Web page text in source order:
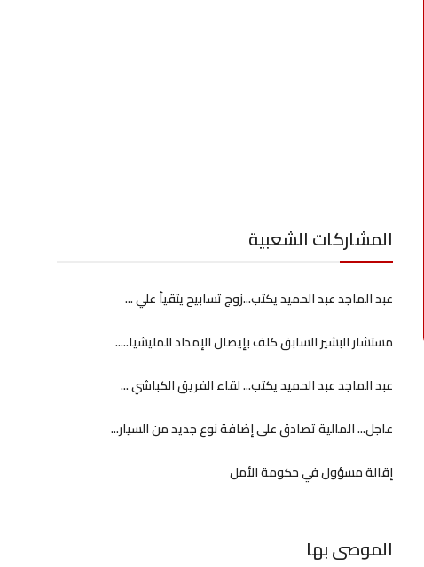
المشاركات الشعبية
عبد الماجد عبد الحميد يكتب...زوج تسابيح يتقيأ علي ...
مستشار البشير السابق كلف بإيصال الإمداد للمليشيا.....
عبد الماجد عبد الحميد يكتب... لقاء الفريق الكباشي ...
عاجل... المالية تصادق على إضافة نوع جديد من السيار...
إقالة مسؤول في حكومة الأمل
الموصى بها